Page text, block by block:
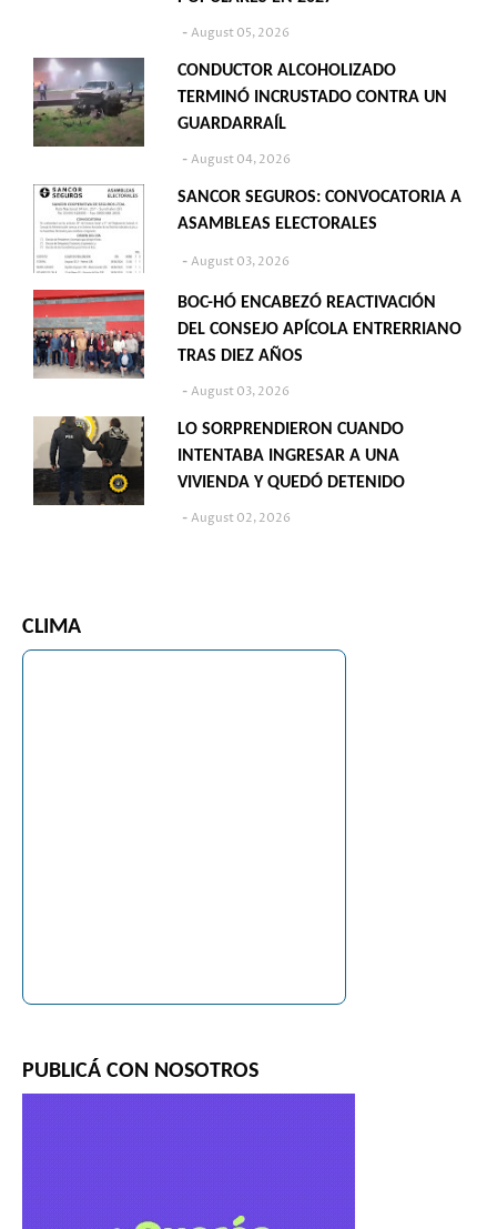
August 05, 2026
CONDUCTOR ALCOHOLIZADO
TERMINÓ INCRUSTADO CONTRA UN
GUARDARRAÍL
August 04, 2026
SANCOR SEGUROS: CONVOCATORIA A
ASAMBLEAS ELECTORALES
August 03, 2026
BOC-HÓ ENCABEZÓ REACTIVACIÓN
DEL CONSEJO APÍCOLA ENTRERRIANO
TRAS DIEZ AÑOS
August 03, 2026
LO SORPRENDIERON CUANDO
INTENTABA INGRESAR A UNA
VIVIENDA Y QUEDÓ DETENIDO
August 02, 2026
CLIMA
PUBLICÁ CON NOSOTROS